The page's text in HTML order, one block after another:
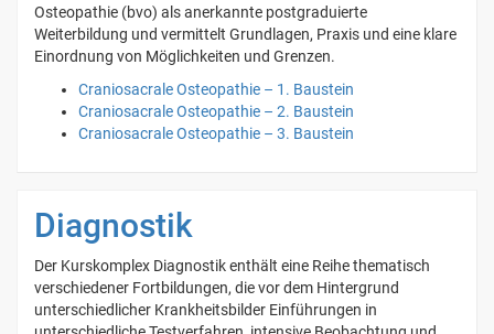
Osteopathie (bvo) als anerkannte postgraduierte
Weiterbildung und vermittelt Grundlagen, Praxis und eine klare
Einordnung von Möglichkeiten und Grenzen.
Craniosacrale Osteopathie – 1. Baustein
Craniosacrale Osteopathie – 2. Baustein
Craniosacrale Osteopathie – 3. Baustein
Diagnostik
Der Kurskomplex Diagnostik enthält eine Reihe thematisch
verschiedener Fortbildungen, die vor dem Hintergrund
unterschiedlicher Krankheitsbilder Einführungen in